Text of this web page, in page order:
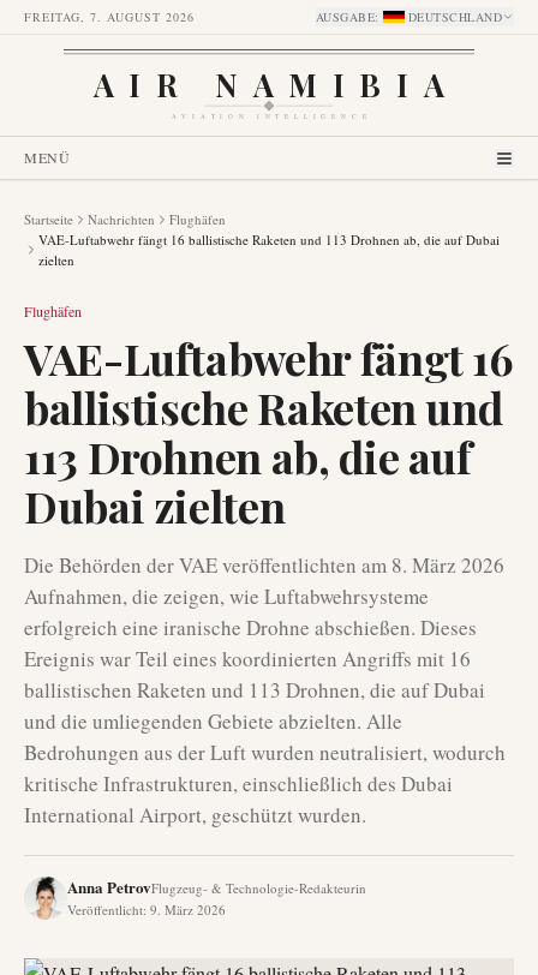
FREITAG, 7. AUGUST 2026 AUSGABE: DEUTSCHLAND
AIR NAMIBIA
AVIATION INTELLIGENCE
MENÜ
Startseite Nachrichten
Flughäfen
VAE-Luftabwehr fängt 16 ballistische Raketen und 113 Drohnen ab, die auf Dubai
zielten
Flughäfen
VAE-Luftabwehr fängt 16
ballistische Raketen und
113 Drohnen ab, die auf
Dubai zielten
Die Behörden der VAE veröffentlichten am 8. März 2026
Aufnahmen, die zeigen, wie Luftabwehrsysteme
erfolgreich eine iranische Drohne abschießen. Dieses
Ereignis war Teil eines koordinierten Angriffs mit 16
ballistischen Raketen und 113 Drohnen, die auf Dubai
und die umliegenden Gebiete abzielten. Alle
Bedrohungen aus der Luft wurden neutralisiert, wodurch
kritische Infrastrukturen, einschließlich des Dubai
International Airport, geschützt wurden.
Anna PetrovFlugzeug- & Technologie-Redakteurin
Veröffentlicht: 9. März 2026